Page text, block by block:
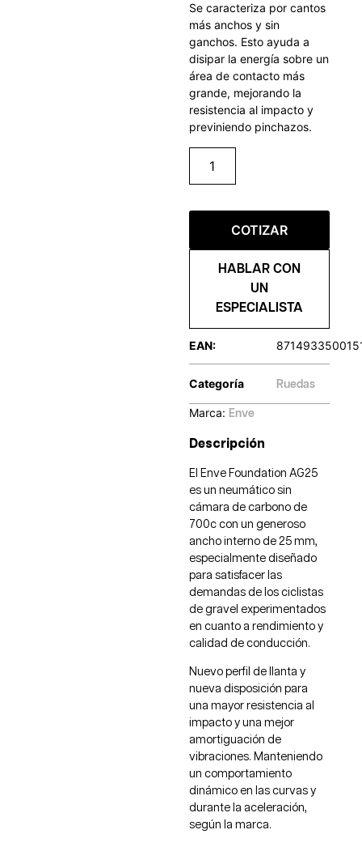
Se caracteriza por cantos
más anchos y sin
ganchos. Esto ayuda a
disipar la energía sobre un
área de contacto más
grande, mejorando la
resistencia al impacto y
previniendo pinchazos.
COTIZAR
HABLAR CON
UN
ESPECIALISTA
EAN:
Categoría Ruedas
Marca: Enve
Descripción
El Enve Foundation AG25
es un neumático sin
cámara de carbono de
700c con un generoso
ancho interno de 25 mm,
especialmente diseñado
para satisfacer las
demandas de los ciclistas
de gravel experimentados
en cuanto a rendimiento y
calidad de conducción.
Nuevo perfil de llanta y
nueva disposición para
una mayor resistencia al
impacto y una mejor
amortiguación de
vibraciones. Manteniendo
un comportamiento
dinámico en las curvas y
durante la aceleración,
según la marca.